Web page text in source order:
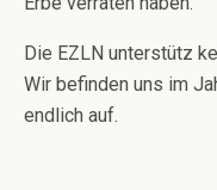
Die EZLN unterstütz
Wir befinden uns im
endlich auf.